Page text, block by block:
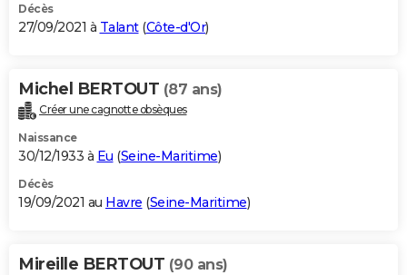
Décès
27/09/2021 à Talant(Côte-d'Or)
Michel BERTOUT (87 ans)
Créer une cagnotte obsèques
Naissance
30/12/1933 à Eu (Seine-Maritime)
Décès
19/09/2021 au Havre (Seine-Maritime)
Mireille BERTOUT (90 ans)